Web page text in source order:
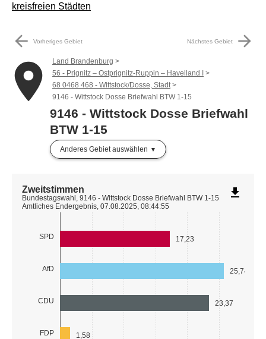
kreisfreien Städten
arrow_back Vorheriges Gebiet Nächstes Gebiet arrow_forward
place
Land Brandenburg
56 - Prignitz – Ostprignitz-Ruppin – Havelland I
68 0468 468 - Wittstock/Dosse, Stadt
9146 - Wittstock Dosse Briefwahl BTW 1-15
9146 - Wittstock Dosse Briefwahl
BTW 1-15
Anderes Gebiet auswählen
SPD
AfD
CDU
FDP
17,23
25,74
23,37
1,58
Zweitstimmen
Bundestagswahl, 9146 - Wittstock Dosse Briefwahl BTW 1-15
Amtliches Endergebnis, 07.08.2025, 08:44:55
file_download